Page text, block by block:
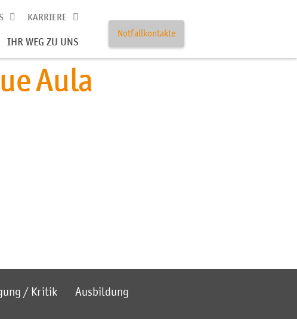
KARRIERE
IHR WEG ZU UNS
Notfallkontakte
Aula
/ Kritik
Ausbildung